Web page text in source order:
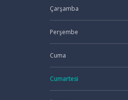
Çarşamba
Perşembe
Cuma
Cumartesi